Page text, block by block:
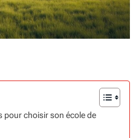
pour choisir son école de